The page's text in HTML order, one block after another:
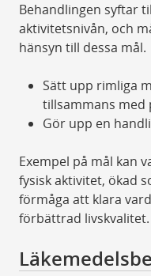
Behandlingen syftar
aktivitetsnivån, och
hänsyn till dessa mål.
Sätt upp rimliga
tillsammans med
Gör upp en
Exempel på mål kan
fysisk aktivitet, ökad
förmåga att klara
förbättrad livskvalitet.